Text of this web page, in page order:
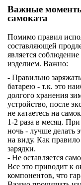
Важные
самоката
Помимо правил
составляющей
является
изделием. Важно:
- Правильно
батарею - т.к. это
долгого хранения
устройство, после
не катаетесь на
1-2 раза в месяц.
ночь - лучше делать
на виду. Как
зарядки.
- Не оставляется
Все это приводит к
компонентов, что